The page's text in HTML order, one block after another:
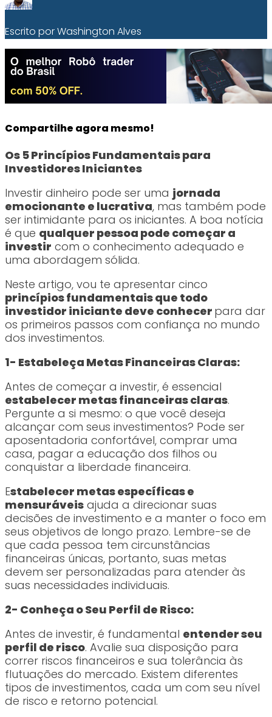
Escrito por Washington Alves
Compartilhe agora mesmo!
Os 5 Princípios Fundamentais para
Investidores Iniciantes
Investir dinheiro pode ser uma jornada
emocionante e lucrativa, mas também pode
ser intimidante para os iniciantes. A boa notícia
é que qualquer pessoa pode começar a
investir com o conhecimento adequado e
uma abordagem sólida.
Neste artigo, vou te apresentar cinco
princípios fundamentais que todo
investidor iniciante deve conhecer para dar
os primeiros passos com confiança no mundo
dos investimentos.
1- Estabeleça Metas Financeiras Claras:
Antes de começar a investir, é essencial
estabelecer metas financeiras claras.
Pergunte a si mesmo: o que você deseja
alcançar com seus investimentos? Pode ser
aposentadoria confortável, comprar uma
casa, pagar a educação dos filhos ou
conquistar a liberdade financeira.
Estabelecer metas específicas e
mensuráveis ajuda a direcionar suas
decisões de investimento e a manter o foco em
seus objetivos de longo prazo. Lembre-se de
que cada pessoa tem circunstâncias
financeiras únicas, portanto, suas metas
devem ser personalizadas para atender às
suas necessidades individuais.
2- Conheça o Seu Perfil de Risco:
Antes de investir, é fundamental entender seu
perfil de risco. Avalie sua disposição para
correr riscos financeiros e sua tolerância às
flutuações do mercado. Existem diferentes
tipos de investimentos, cada um com seu nível
de risco e retorno potencial.